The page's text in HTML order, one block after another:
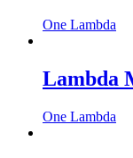
One Lambda
Lambda
One Lambda